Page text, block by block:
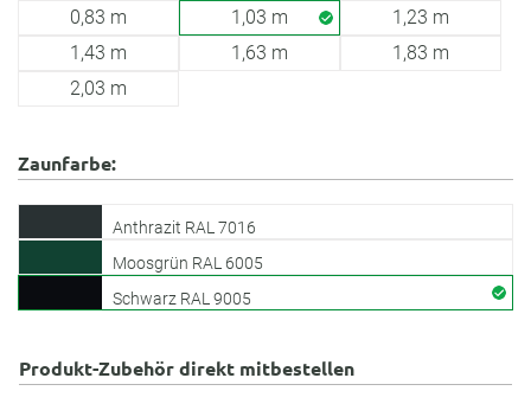
0,83 m 1,03 m
1,23 m
1,43 m
1,63 m
1,83 m
2,03 m
Zaunfarbe:
Anthrazit RAL 7016
Moosgrün RAL 6005
Schwarz RAL 9005
Produkt-Zubehör direkt mitbestellen